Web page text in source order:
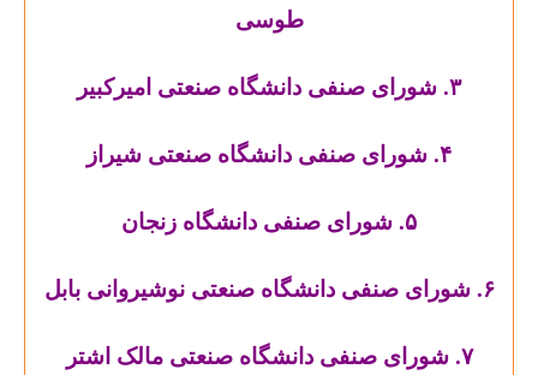
طوسی
۳. شورای صنفی دانشگاه صنعتی امیرکبیر
۴. شورای صنفی دانشگاه صنعتی شیراز
۵. شورای صنفی دانشگاه زنجان
۶. شورای صنفی دانشگاه صنعتی نوشیروانی بابل
۷. شورای صنفی دانشگاه صنعتی مالک اشتر